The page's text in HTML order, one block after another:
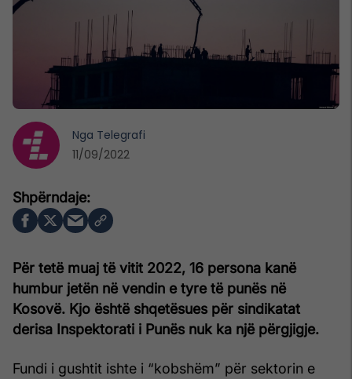
Për tetë muaj të vitit 2022, 16 persona kanë
humbur jetën në vendin e tyre të punës në
Kosovë. Kjo është shqetësues për sindikatat
derisa Inspektorati i Punës nuk ka një përgjigje.
Fundi i gushtit ishte i “kobshëm” për sektorin e
Nga Telegrafi
11/09/2022